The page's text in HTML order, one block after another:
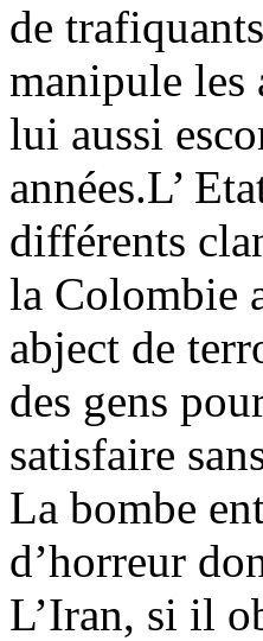
de
manipule les
lui aussi
années.L’
différents
la Colombie
abject de
des gens
satisfaire
La bombe
d’horreur
L’Iran, si il